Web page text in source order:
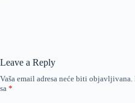
Leave a Reply
Vaša email adresa neće biti objavljivana.
sa *